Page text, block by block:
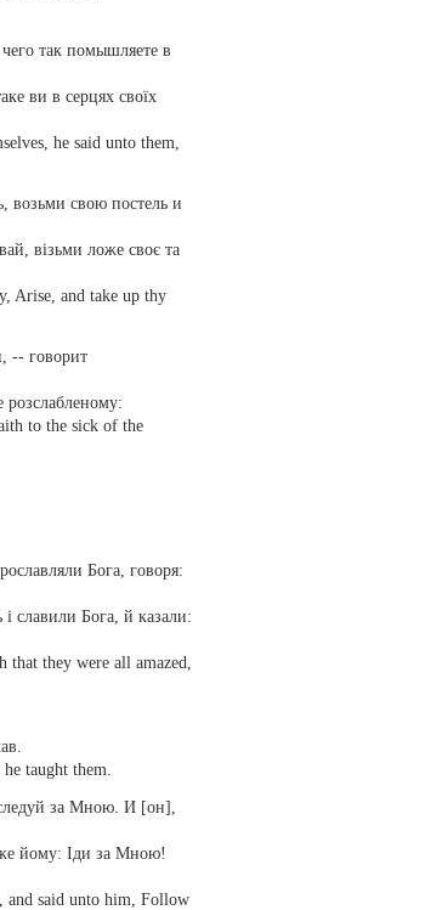
так помышляете в
ви в серцях своїх
he said unto them,
возьми свою постель и
візьми ложе своє та
Arise, and take up thy
-- говорит
to the sick of the
Бога, говоря:
славили Бога, й казали:
that they were all amazed,
taught them.
за Мною. И [он],
йому: Іди за Мною!
and said unto him, Follow